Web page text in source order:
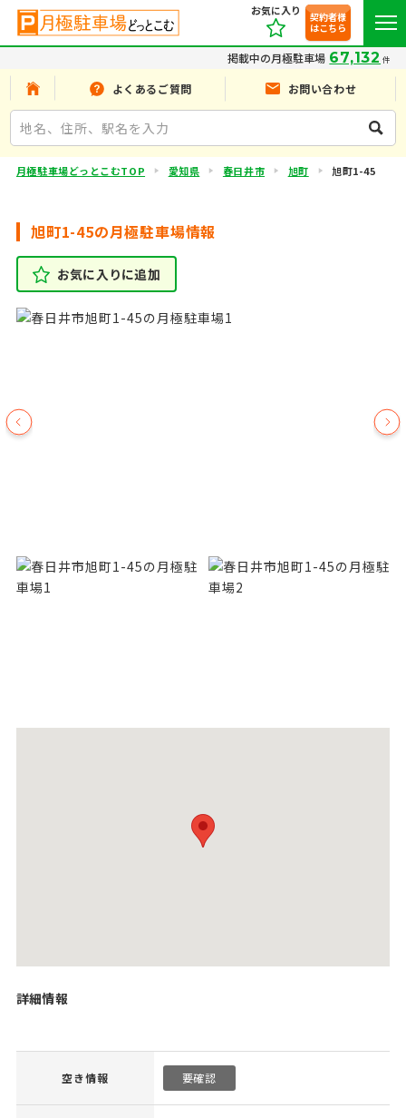
お気に入り
契約者様
はこちら
掲載中の月極駐車場 67,132 件
よくあるご質問 お問い合わせ
月極駐車場どっとこむTOP 愛知県 春日井市 旭町 旭町1-45
旭町1-45の月極駐車場情報
お気に入りに追加
詳細情報
空き情報 要確認